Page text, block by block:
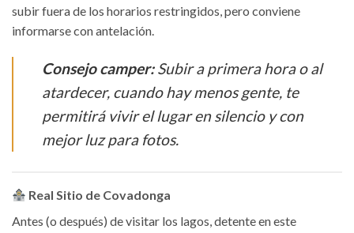
subir fuera de los horarios restringidos, pero conviene
informarse con antelación.
Consejo camper:Subir a primera hora o al
atardecer, cuando hay menos gente, te
permitirá vivir el lugar en silencio y con
mejor luz para fotos.
Real Sitio de Covadonga
Antes (o después) de visitar los lagos, detente en este